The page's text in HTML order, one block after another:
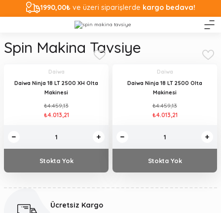
1990,00₺ ve üzeri siparişlerde kargo bedava!
Spin Makina Tavsiye
Daiwa
Daiwa Ninja 18 LT 2500 XH Olta
Makinesi
₺4.459,13
₺4.013,21
Stokta Yok
Daiwa
Daiwa Ninja 18 LT 2500 Olta
Makinesi
₺4.459,13
₺4.013,21
Stokta Yok
Ücretsiz Kargo